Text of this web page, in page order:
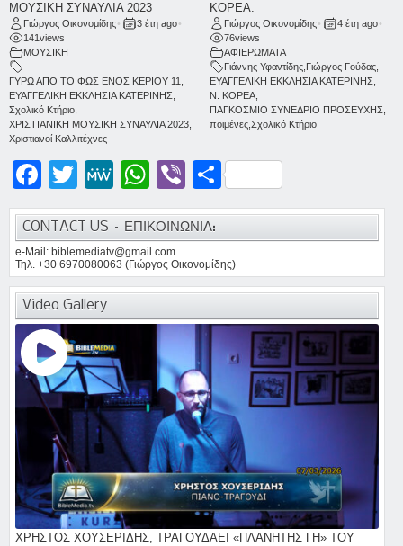
ΜΟΥΣΙΚΗ ΣΥΝΑΥΛΙΑ 2023
Γιώργος Οικονομίδης• 3 έτη ago•
141 views
ΜΟΥΣΙΚΗ
ΓΥΡΩ ΑΠΟ ΤΟ ΦΩΣ ΕΝΟΣ ΚΕΡΙΟΥ 11
ΕΥΑΓΓΕΛΙΚΗ ΕΚΚΛΗΣΙΑ ΚΑΤΕΡΙΝΗΣ
Σχολικό Κτήριο
ΧΡΙΣΤΙΑΝΙΚΗ ΜΟΥΣΙΚΗ ΣΥΝΑΥΛΙΑ 2023
Χριστιανοί Καλλιτέχνες
ΚΟΡΕΑ.
Γιώργος Οικονομίδης• 4 έτη ago•
76views
ΑΦΙΕΡΩΜΑΤΑ
Γιάννης Υφαντίδης Γιώργος Γούδας
ΕΥΑΓΓΕΛΙΚΗ ΕΚΚΛΗΣΙΑ ΚΑΤΕΡΙΝΗΣ
Ν. ΚΟΡΕΑ
ΠΑΓΚΟΣΜΙΟ ΣΥΝΕΔΡΙΟ ΠΡΟΣΕΥΧΗΣ
ποιμένες Σχολικό Κτήριο
Facebook Twitter MeWe WhatsAppViber Μοιραστείτε
CONTACT US – ΕΠΙΚΟΙΝΩΝΙΑ:
e-Mail: biblemediatv@gmail.com
Τηλ. +30 6970080063 (Γιώργος Οικονομίδης)
Video Gallery
ΧΡΗΣΤΟΣ ΧΟΥΣΕΡΙΔΗΣ, ΤΡΑΓΟΥΔΑΕΙ «ΠΛΑΝΗΤΗΣ ΓΗ» ΤΟΥ